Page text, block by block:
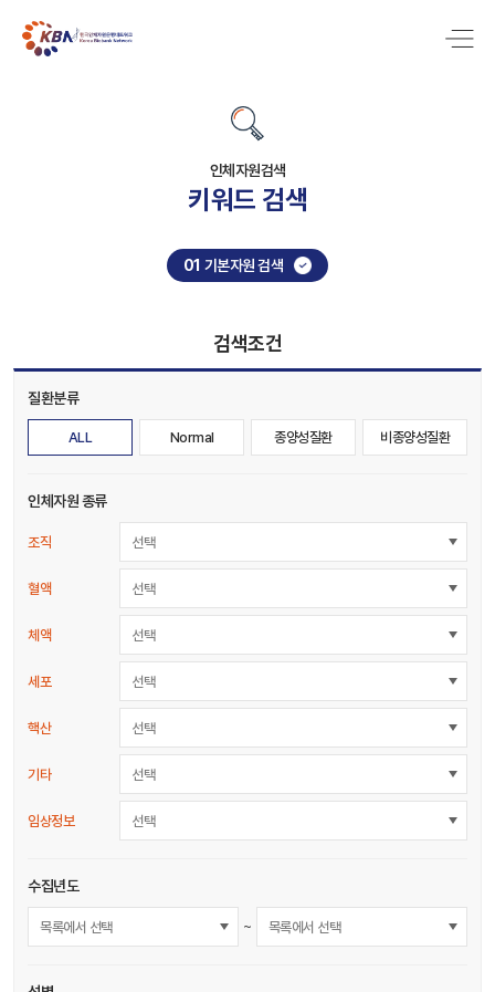
인체자원검색
키워드 검색
01 기본자원 검색
검색조건
질환분류
ALL Normal 종양성질환 비종양성질환
인체자원 종류
조직 선택
혈액 선택
체액 선택
세포 선택
핵산 선택
기타 선택
임상정보 선택
수집년도
~